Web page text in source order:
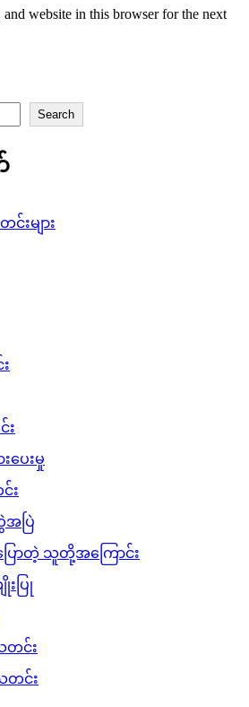
and website in this browser for the next
Search
များ
ပေးမှု
း
ပြဲ
ောတဲ့ သူတို့အကြောင်း
ပြု
တင်း
တင်း